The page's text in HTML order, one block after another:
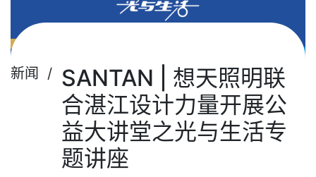
新闻 / SANTAN | 想天照明联
合湛江设计力量开展公
益大讲堂之光与生活专
题讲座